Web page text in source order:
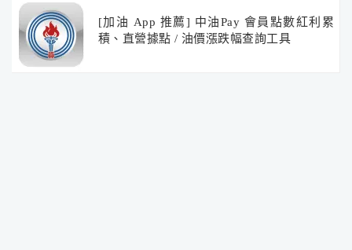
[加油 App 推薦] 中油Pay 會員點數紅利累
積、直營據點 / 油價漲跌幅查詢工具